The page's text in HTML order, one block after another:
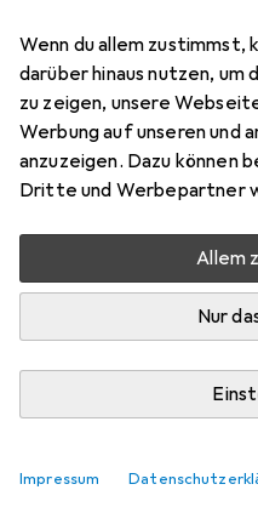
Wenn du allem zustimmst,
darüber hinaus nutzen,
zu zeigen, unsere
Werbung auf unseren und
anzuzeigen. Dazu können
Dritte und Werbepartner
Allem
Nur
Impressum